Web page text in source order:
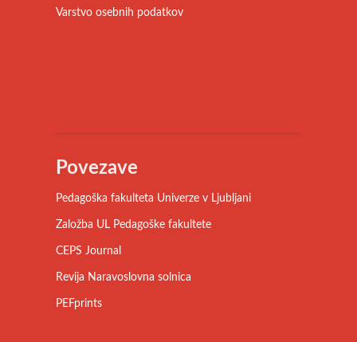
Varstvo osebnih podatkov
Povezave
Pedagoška fakulteta Univerze v Ljubljani
Založba UL Pedagoške fakultete
CEPS Journal
Revija Naravoslovna solnica
PEFprints